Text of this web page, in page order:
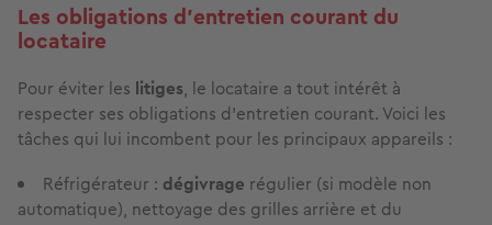
Les obligations d'entretien courant du
locataire
Pour éviter les litiges, le locataire a tout intérêt à
respecter ses obligations d'entretien courant. Voici les
tâches qui lui incombent pour les principaux appareils :
Réfrigérateur : dégivrage régulier (si modèle non
automatique), nettoyage des grilles arrière et du